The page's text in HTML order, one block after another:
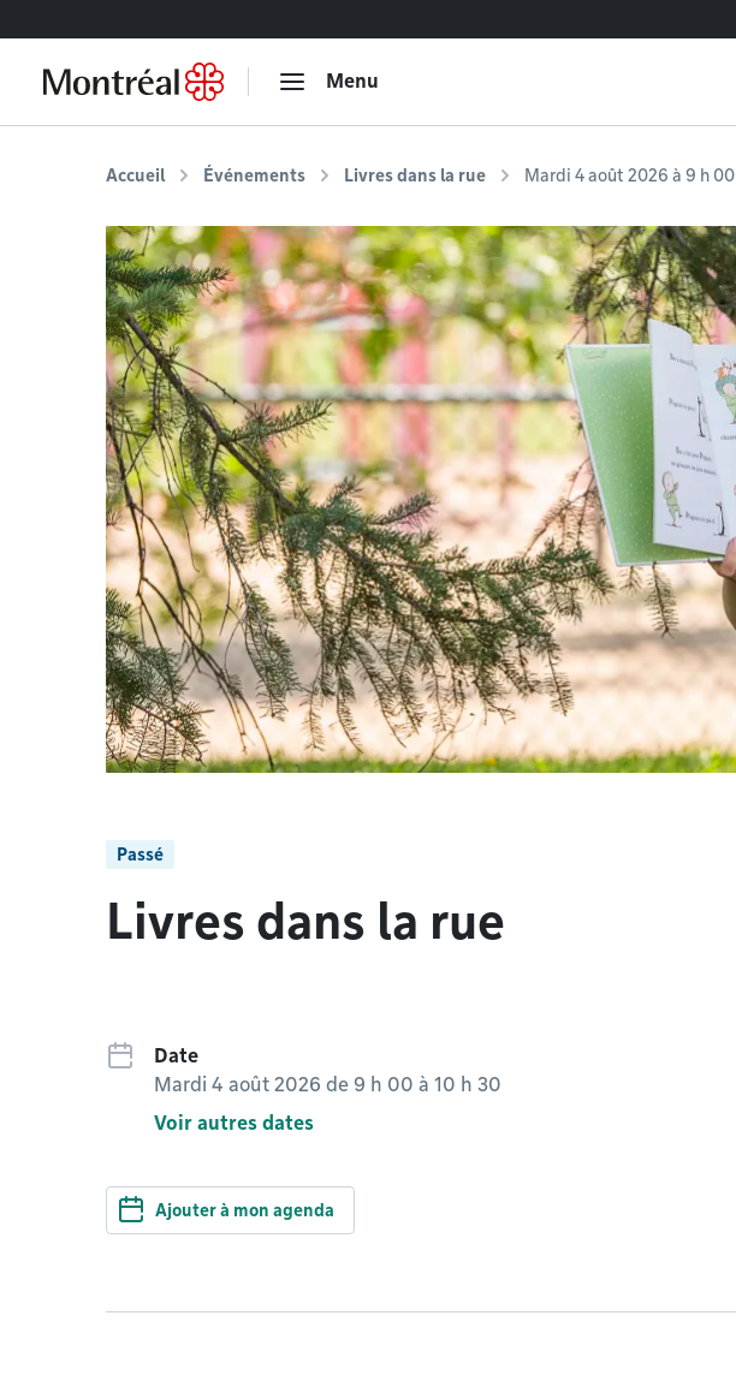
Menu
Accueil Événements Livres dans la rue Mardi 4 août 2026 à 9 h 00
Passé
Livres dans la rue
Date
Mardi 4 août 2026 de 9 h 00 à 10 h 30
Voir autres dates
Ajouter à mon agenda